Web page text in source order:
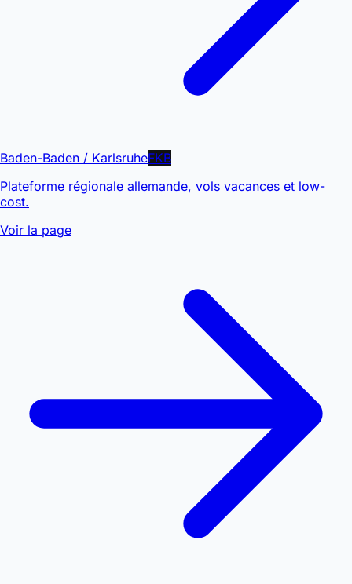
Baden-Baden / KarlsruheFKB
Plateforme régionale allemande, vols vacances et low-
cost.
Voir la page